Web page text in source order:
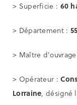
> Superficie : 60
> Département : 55
> Maître
> Opérateur :
Lorraine, désigné